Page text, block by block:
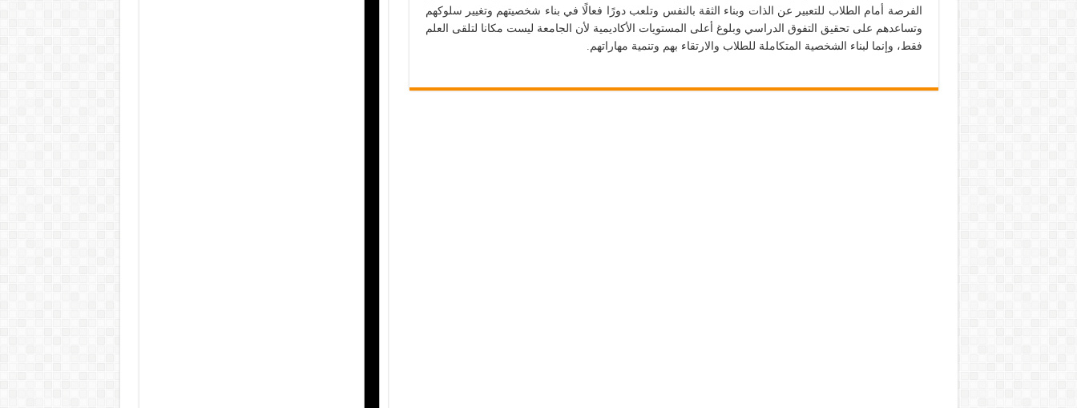
الفرصة أمام الطلاب للتعبير عن الذات وبناء الثقة بالنفس وتلعب دورًا فعالًا في بناء شخصيتهم وتغيير سلوكهم
وتساعدهم على تحقيق التفوق الدراسي وبلوغ أعلى المستويات الأكاديمية لأن الجامعة ليست مكانا لتلقى العلم
فقط، وإنما لبناء الشخصية المتكاملة للطلاب والارتقاء بهم وتنمية مهاراتهم.